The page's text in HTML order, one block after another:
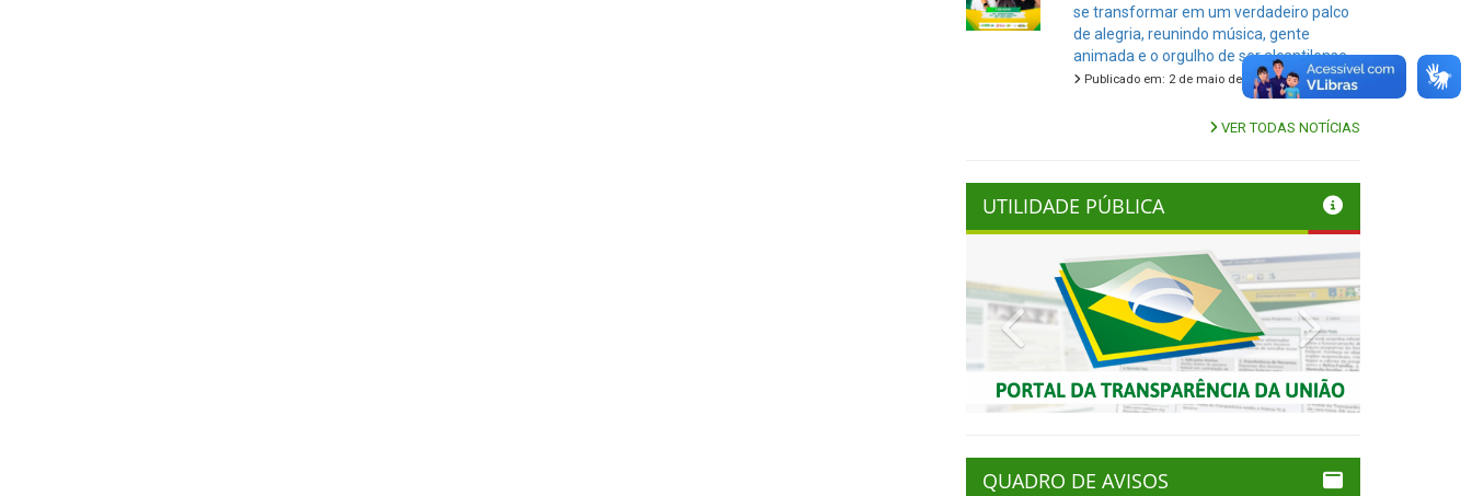
se transformar em um verdadeiro palco
de alegria, reunindo música, gente
animada e o orgulho de ser alcantilense.
Publicado em: 2 de maio de 2026
VER TODAS NOTÍCIAS
UTILIDADE PÚBLICA
Previous Next
QUADRO DE AVISOS